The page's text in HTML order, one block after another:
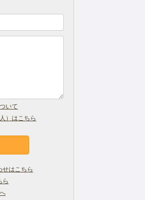
いて
）はこちら
せはこちら
ら